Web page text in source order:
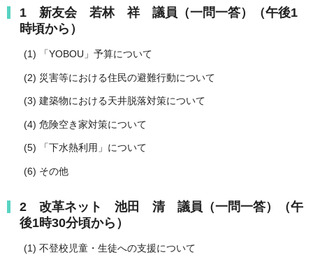
1 新友会 若林 祥 議員（一問一答）（午後1
時頃から）
(1) 「YOBOU」予算について
(2) 災害等における住民の避難行動について
(3) 建築物における天井脱落対策について
(4) 危険空き家対策について
(5) 「下水熱利用」について
(6) その他
2 改革ネット 池田 清 議員（一問一答）（午
後1時30分頃から）
(1) 不登校児童・生徒への支援について